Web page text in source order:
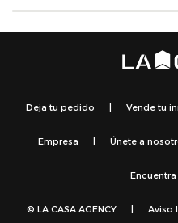
Deja tu pedido | Vende tu
Empresa | Únete a
© LA CASA AGENCY | Aviso